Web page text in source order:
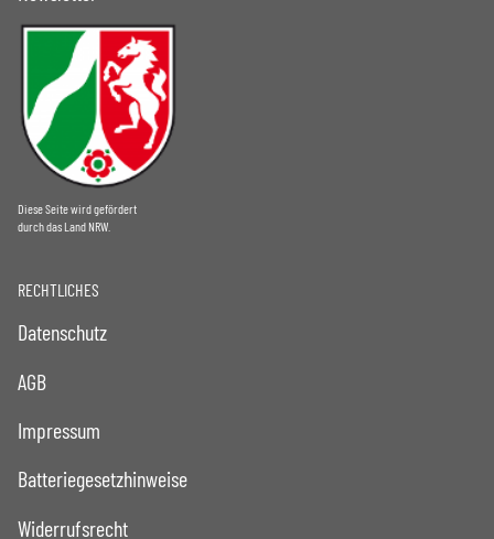
Diese Seite wird gefördert
durch das Land NRW.
RECHTLICHES
Datenschutz
AGB
Impressum
Batteriegesetzhinweise
Widerrufsrecht